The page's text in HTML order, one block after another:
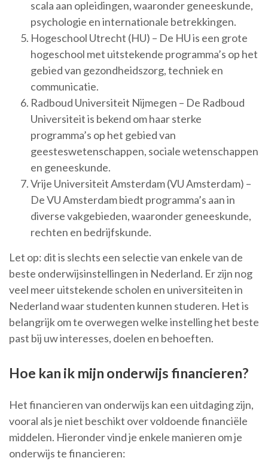
scala aan opleidingen, waaronder geneeskunde,
psychologie en internationale betrekkingen.
Hogeschool Utrecht (HU) – De HU is een grote
hogeschool met uitstekende programma’s op het
gebied van gezondheidszorg, techniek en
communicatie.
Radboud Universiteit Nijmegen – De Radboud
Universiteit is bekend om haar sterke
programma’s op het gebied van
geesteswetenschappen, sociale wetenschappen
en geneeskunde.
Vrije Universiteit Amsterdam (VU Amsterdam) –
De VU Amsterdam biedt programma’s aan in
diverse vakgebieden, waaronder geneeskunde,
rechten en bedrijfskunde.
Let op: dit is slechts een selectie van enkele van de
beste onderwijsinstellingen in Nederland. Er zijn nog
veel meer uitstekende scholen en universiteiten in
Nederland waar studenten kunnen studeren. Het is
belangrijk om te overwegen welke instelling het beste
past bij uw interesses, doelen en behoeften.
Hoe kan ik mijn onderwijs financieren?
Het financieren van onderwijs kan een uitdaging zijn,
vooral als je niet beschikt over voldoende financiële
middelen. Hieronder vind je enkele manieren om je
onderwijs te financieren: